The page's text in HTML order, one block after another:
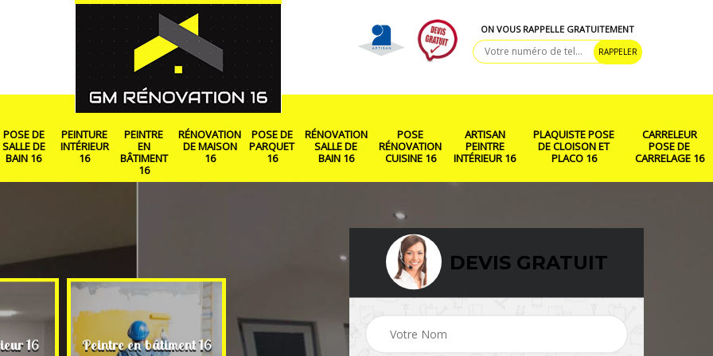
ON VOUS RAPPELLE GRATUITEMENT
POSE DE
SALLE DE
BAIN 16
PEINTURE
INTÉRIEUR
16
PEINTRE
EN
BÂTIMENT
16
RÉNOVATION
DE MAISON
16
POSE DE
PARQUET
16
RÉNOVATION
SALLE DE
BAIN 16
POSE
RÉNOVATION
CUISINE 16
ARTISAN
PEINTRE
INTÉRIEUR 16
PLAQUISTE POSE
DE CLOISON ET
PLACO 16
CARRELEUR
POSE DE
CARRELAGE 16
16 Peintre en bâtiment 16 Rénovation de maison
16 Pose de parquet 16 Rénovation salle de
DEVIS GRATUIT